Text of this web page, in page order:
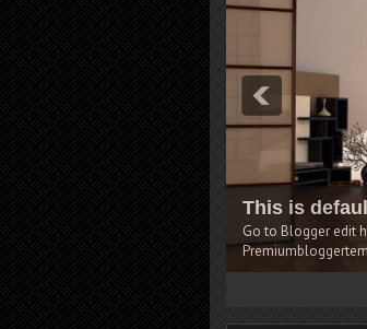
theme is Bloggerized by Lasantha Bandara -